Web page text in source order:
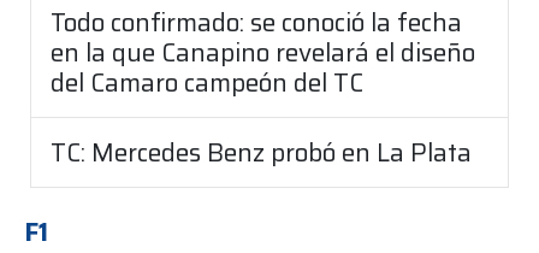
Todo confirmado: se conoció la fecha
en la que Canapino revelará el diseño
del Camaro campeón del TC
TC: Mercedes Benz probó en La Plata
F1